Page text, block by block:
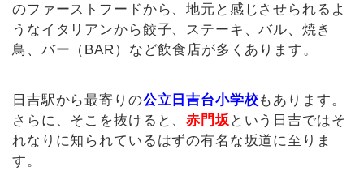
のファーストフードから、地元と感じさせられるよ
うなイタリアンから餃子、ステーキ、バル、焼き
鳥、バー（BAR）など飲食店が多くあります。
日吉駅から最寄りの公立日吉台小学校もあります。
さらに、そこを抜けると、赤門坂 という日吉ではそ
れなりに知られているはずの有名な坂道に至りま
す。